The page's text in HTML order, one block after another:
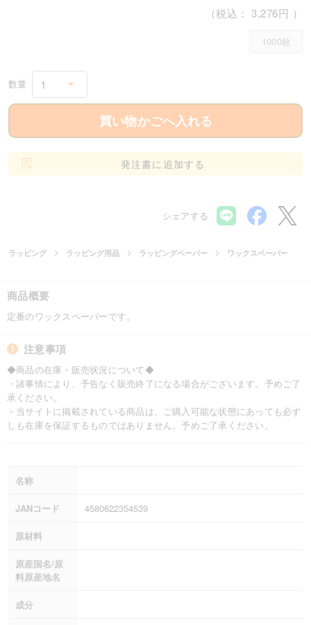
（税込： 3,276円 ）
1000枚
数量 1
買い物かごへ入れる
発注書に追加する
シェアする
ラッピング ラッピング用品 ラッピングペーパー ワックスペーパー
商品概要
定番のワックスペーパーです。
注意事項
◆商品の在庫・販売状況について◆
・諸事情により、予告なく販売終了になる場合がございます。予めご了
承ください。
・当サイトに掲載されている商品は、ご購入可能な状態にあっても必ず
しも在庫を保証するものではありません。予めご了承ください。
名称
JANコード 4580622354539
原材料
原産国名/原
料原産地名
成分